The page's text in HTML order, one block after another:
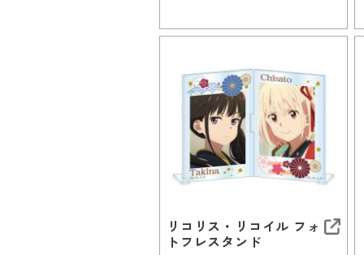
リコリス・リコイル フォ
トフレスタンド